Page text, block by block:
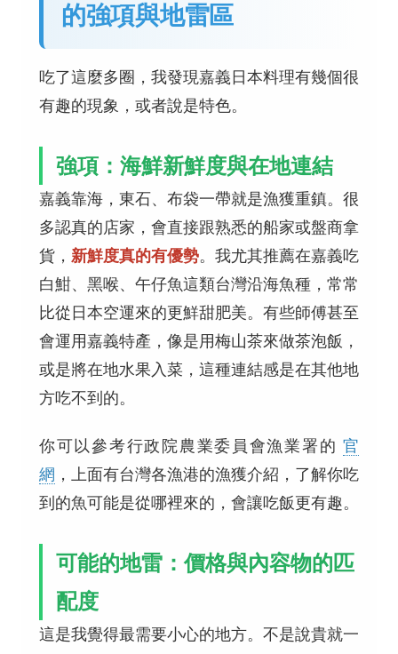
的強項與地雷區
吃了這麼多圈，我發現嘉義日本料理有幾個很
有趣的現象，或者說是特色。
強項：海鮮新鮮度與在地連結
嘉義靠海，東石、布袋一帶就是漁獲重鎮。很
多認真的店家，會直接跟熟悉的船家或盤商拿
貨， 新鮮度真的有優勢。我尤其推薦在嘉義吃
白魽、黑喉、午仔魚這類台灣沿海魚種，常常
比從日本空運來的更鮮甜肥美。有些師傅甚至
會運用嘉義特產，像是用梅山茶來做茶泡飯，
或是將在地水果入菜，這種連結感是在其他地
方吃不到的。
你可以參考行政院農業委員會漁業署的 官
網 ，上面有台灣各漁港的漁獲介紹，了解你吃
到的魚可能是從哪裡來的，會讓吃飯更有趣。
可能的地雷：價格與內容物的匹
配度
這是我覺得最需要小心的地方。不是說貴就一